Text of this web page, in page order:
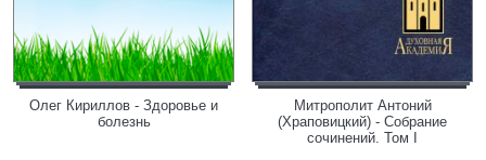
Олег Кириллов - Здоровье и
болезнь
Митрополит Антоний
(Храповицкий) - Собрание
сочинений. Том I